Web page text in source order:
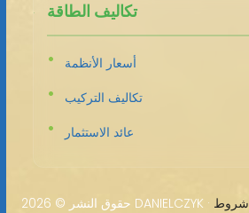
تكاليف الطاقة
أسعار الأنظمة
تكاليف التركيب
عائد الاستثمار
حقوق النشر © شروط